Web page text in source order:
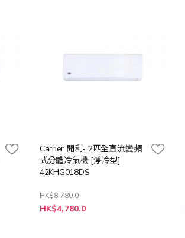
Carrier 開利- 2匹全直流變頻
式分體冷氣機 [淨冷型]
42KHG018DS
HK$8,780.0
特
殊
HK$4,780.0